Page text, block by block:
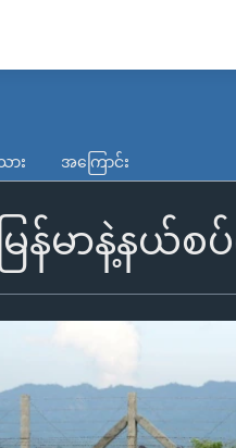
ား အကြောင်း
မြန်မာနဲ့နယ်စ